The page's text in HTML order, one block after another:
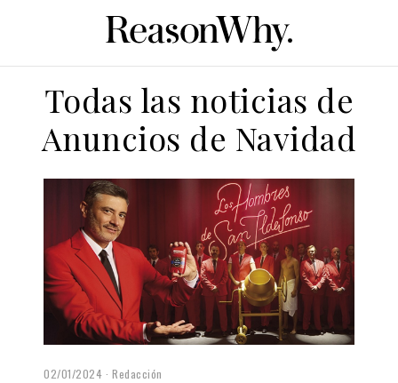
Todas las noticias de
Anuncios de Navidad
02/01/2024 Redacción